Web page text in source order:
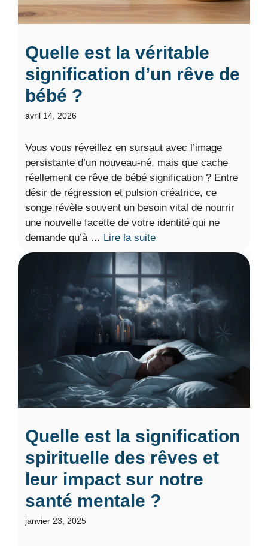
Quelle est la véritable
signification d’un rêve de
bébé ?
avril 14, 2026
Vous vous réveillez en sursaut avec l’image
persistante d’un nouveau-né, mais que cache
réellement ce rêve de bébé signification ? Entre
désir de régression et pulsion créatrice, ce
songe révèle souvent un besoin vital de nourrir
une nouvelle facette de votre identité qui ne
demande qu’à … Lire la suite
Quelle est la signification
spirituelle des rêves et
leur impact sur notre
santé mentale ?
janvier 23, 2025